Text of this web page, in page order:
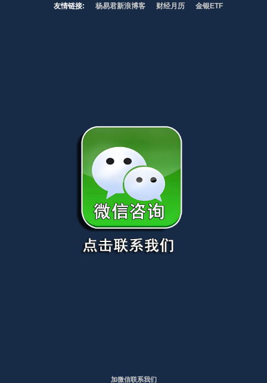
友情链接: 杨易君新浪博客 财经月历 金银ETF
加微信联系我们